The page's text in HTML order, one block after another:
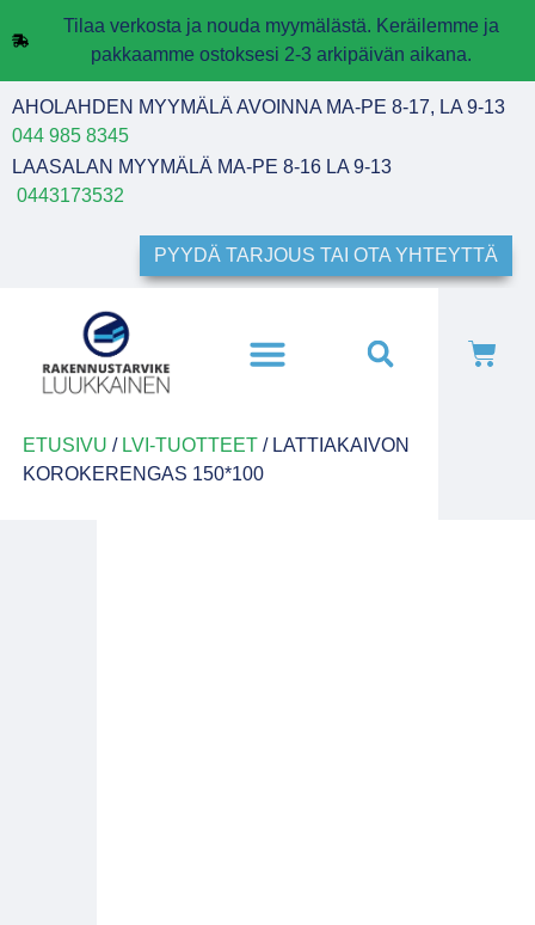
Tilaa verkosta ja nouda myymälästä. Keräilemme ja
pakkaamme ostoksesi 2-3 arkipäivän aikana.
AHOLAHDEN MYYMÄLÄ AVOINNA MA-PE 8-17, LA 9-13
044 985 8345
LAASALAN MYYMÄLÄ MA-PE 8-16 LA 9-13
0443173532
PYYDÄ TARJOUS TAI OTA YHTEYTTÄ
ETUSIVU / LVI-TUOTTEET/ LATTIAKAIVON
KOROKERENGAS 150*100